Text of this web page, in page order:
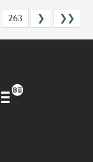
263 ❯ ❯❯